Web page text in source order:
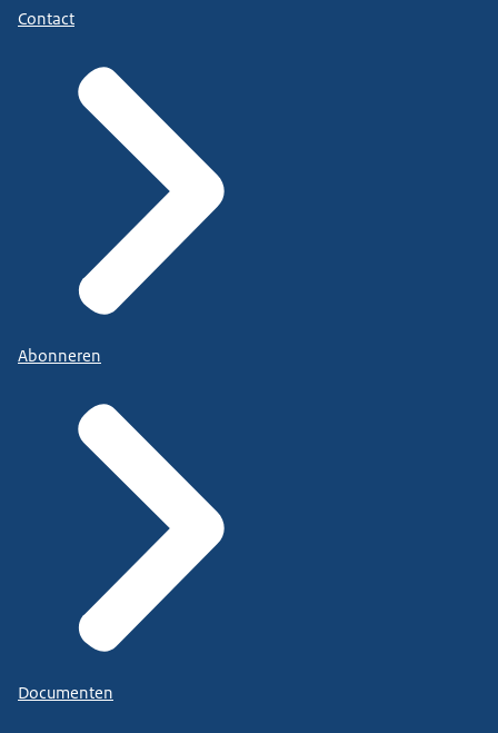
Contact
Abonneren
Documenten